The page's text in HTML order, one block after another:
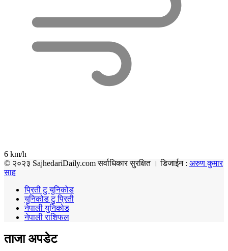
6 km/h
© २०२३ SajhedariDaily.com सर्वाधिकार सुरक्षित । डिजाईन : अरुण कुमार
साह
प्रिती टु युनिकोड
युनिकोड टु प्रिती
नेपाली युनिकोड
नेपाली राशिफल
ताजा अपडेट